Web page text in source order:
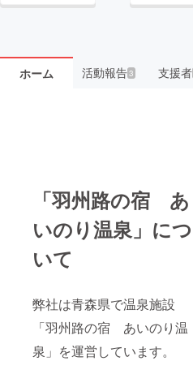
ホーム 活動報告3 支援者
「羽州路の宿 あ
いのり温泉」につ
いて
弊社は青森県で温泉施設
「羽州路の宿 あいのり温
泉」を運営しています。